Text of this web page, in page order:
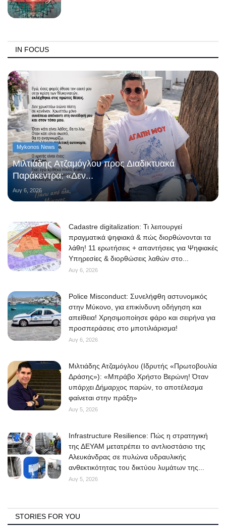
IN FOCUS
Mykonos News
Μιλτιάδης Ατζαμόγλου προς Διαδικτυακά
Παράκεντρα: «Δεν...
Αυγ 6, 2026
Cadastre digitalization: Τι λειτουργεί
πραγματικά ψηφιακά & πώς διορθώνονται τα
λάθη! 11 ερωτήσεις + απαντήσεις για Ψηφιακές
Υπηρεσίες & διορθώσεις λαθών στο...
Αυγ 6, 2026
Police Misconduct: Συνελήφθη αστυνομικός
στην Μύκονο, για επικίνδυνη οδήγηση και
απείθεια! Χρησιμοποίησε φάρο και σειρήνα για
προσπεράσεις στο μποτιλιάρισμα!
Αυγ 6, 2026
Μιλτιάδης Ατζαμόγλου (Ιδρυτής «Πρωτοβουλία
Δράσης»): «Μπράβο Χρήστο Βερώνη! Όταν
υπάρχει Δήμαρχος παρών, το αποτέλεσμα
φαίνεται στην πράξη»
Αυγ 5, 2026
Infrastructure Resilience: Πώς η στρατηγική
της ΔΕΥΑΜ μετατρέπει το αντλιοστάσιο της
Αλευκάνδρας σε πυλώνα υδραυλικής
ανθεκτικότητας του δικτύου λυμάτων της...
Αυγ 5, 2026
STORIES FOR YOU